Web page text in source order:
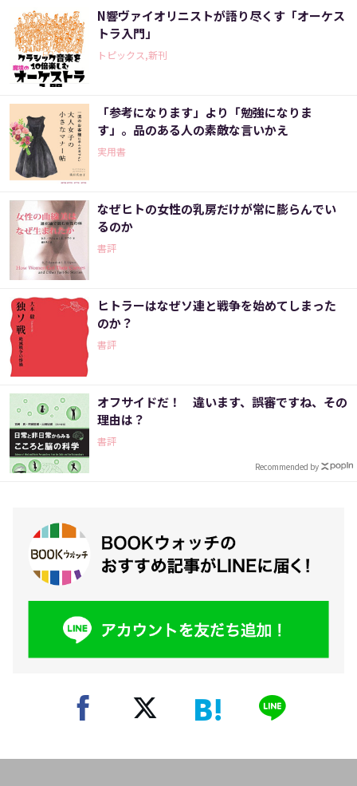
N響ヴァイオリニストが語り尽くす「オーケス
トラ入門」
トピックス,新刊
「参考になります」より「勉強になりま
す」。品のある人の素敵な言いかえ
実用書
なぜヒトの女性の乳房だけが常に膨らんでい
るのか
書評
ヒトラーはなぜソ連と戦争を始めてしまった
のか？
書評
オフサイドだ！ 違います、誤審ですね、その
理由は？
書評
Recommended by